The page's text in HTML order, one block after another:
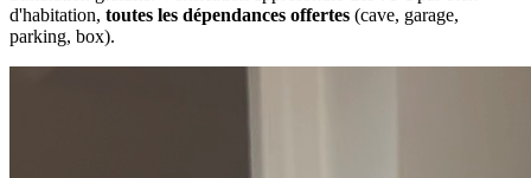
d'habitation, toutes les dépendances offertes (cave, garage,
parking, box).